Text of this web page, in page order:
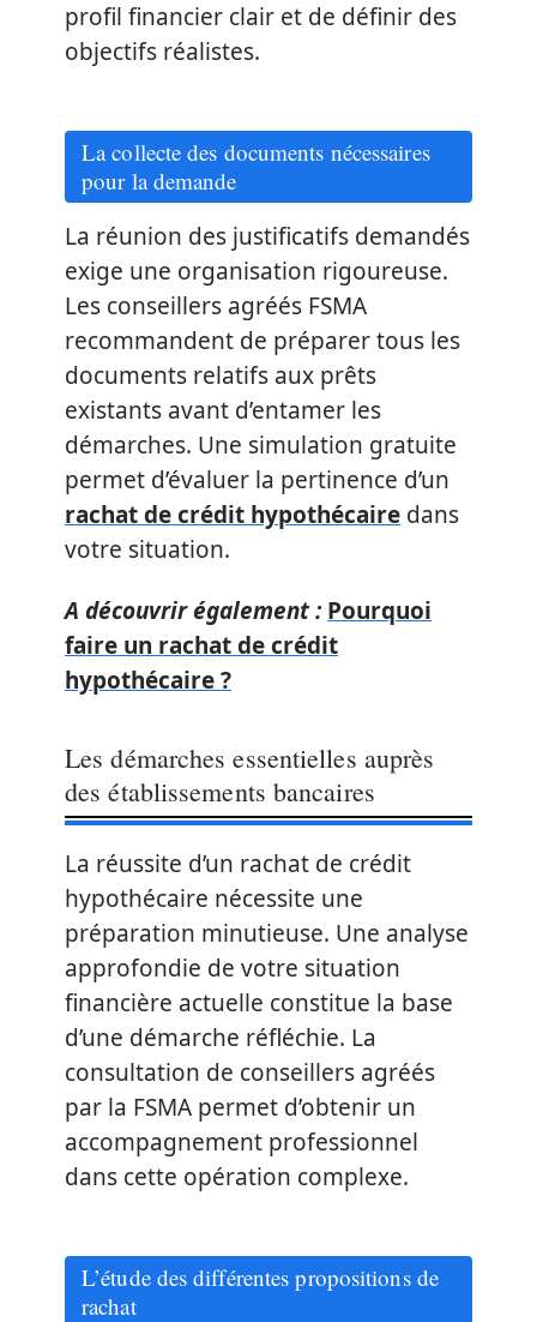
profil financier clair et de définir des
objectifs réalistes.
La collecte des documents nécessaires
pour la demande
La réunion des justificatifs demandés
exige une organisation rigoureuse.
Les conseillers agréés FSMA
recommandent de préparer tous les
documents relatifs aux prêts
existants avant d’entamer les
démarches. Une simulation gratuite
permet d’évaluer la pertinence d’un
rachat de crédit hypothécaire dans
votre situation.
A découvrir également : Pourquoi
faire un rachat de crédit
hypothécaire ?
Les démarches essentielles auprès
des établissements bancaires
La réussite d’un rachat de crédit
hypothécaire nécessite une
préparation minutieuse. Une analyse
approfondie de votre situation
financière actuelle constitue la base
d’une démarche réfléchie. La
consultation de conseillers agréés
par la FSMA permet d’obtenir un
accompagnement professionnel
dans cette opération complexe.
L’étude des différentes propositions de
rachat